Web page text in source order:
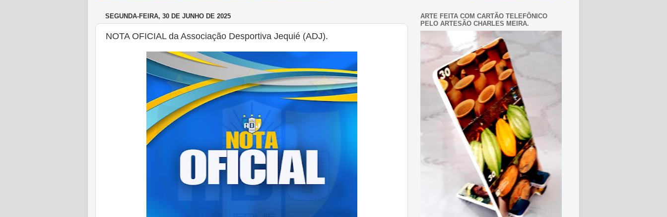
SEGUNDA-FEIRA, 30 DE JUNHO DE 2025
NOTA OFICIAL da Associação Desportiva Jequié (ADJ).
ARTE FEITA COM CARTÃO TELEFÔNICO
PELO ARTESÃO CHARLES MEIRA.